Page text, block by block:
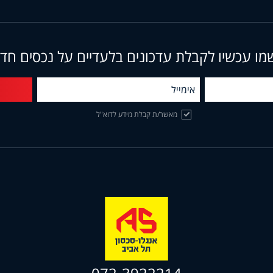
עכשיו לקבלת עדכונים בלעדיים על נכסים
מאשר/ת קבלת מידע לדוא"ל